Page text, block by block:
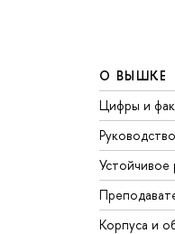
О ВЫШКЕ
Цифры и
Корпуса и